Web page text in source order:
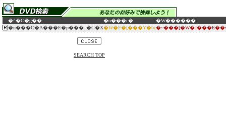
�^�C�g�� �o���ғ�
�W������
�n���C�A���E�p���_�C�X�W�F�[���Y�ɓc
SEARCH TOP